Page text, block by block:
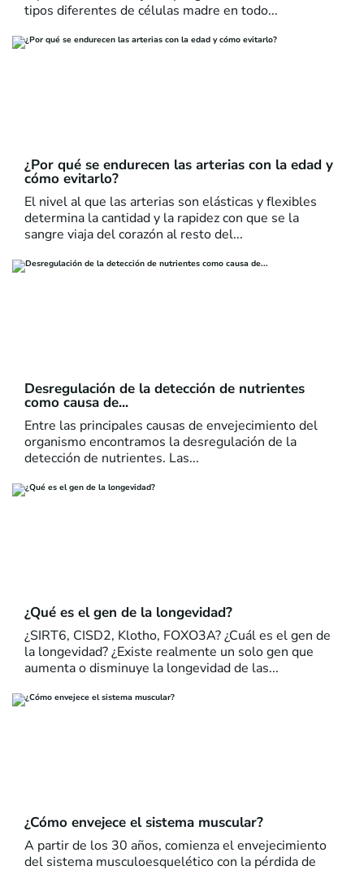
tipos diferentes de células madre en todo...
¿Por qué se endurecen las arterias con la edad y
cómo evitarlo?
El nivel al que las arterias son elásticas y flexibles
determina la cantidad y la rapidez con que se la
sangre viaja del corazón al resto del...
Desregulación de la detección de nutrientes
como causa de...
Entre las principales causas de envejecimiento del
organismo encontramos la desregulación de la
detección de nutrientes. Las...
¿Qué es el gen de la longevidad?
¿SIRT6, CISD2, Klotho, FOXO3A? ¿Cuál es el gen de
la longevidad? ¿Existe realmente un solo gen que
aumenta o disminuye la longevidad de las...
¿Cómo envejece el sistema muscular?
A partir de los 30 años, comienza el envejecimiento
del sistema musculoesquelético con la pérdida de